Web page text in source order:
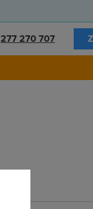
277 270 707